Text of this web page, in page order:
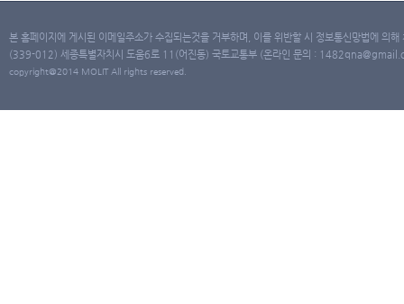
본 홈페이지에 게시된 이메일주소가 수집되는것을 거부하며, 이를 위반할 시 정보통신망법에 의
(339-012) 세종특별자치시 도움6로 11(어진동) 국토교통부 (온라인 문의 :
copyright@2014 MOLIT All rights reserved.